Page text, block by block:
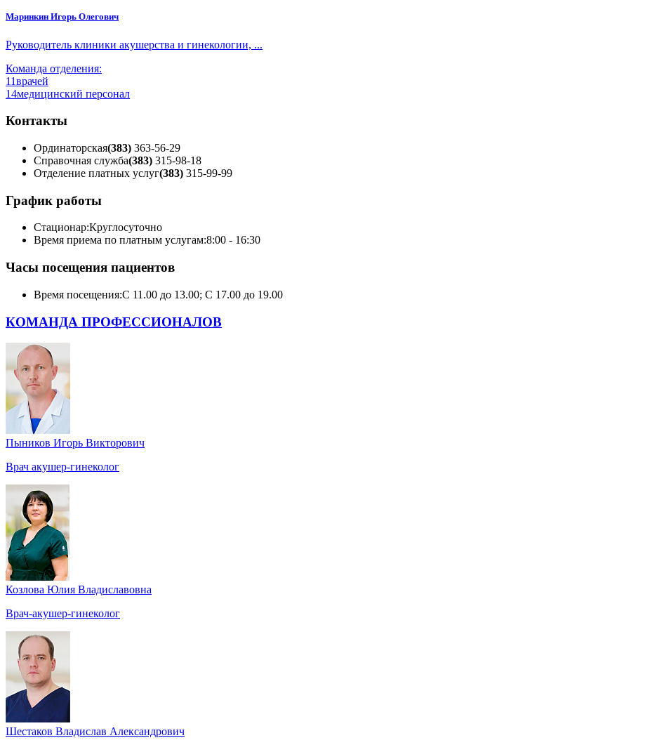
Маринкин Игорь Олегович
Руководитель клиники акушерства и гинекологии, ...
Команда отделения:
11врачей
14медицинский персонал
Контакты
Ординаторская(383) 363-56-29
Справочная служба(383) 315-98-18
Отделение платных услуг(383) 315-99-99
График работы
Стационар:Круглосуточно
Время приема по платным услугам:8:00 - 16:30
Часы посещения пациентов
Время посещения:С 11.00 до 13.00; С 17.00 до 19.00
КОМАНДА ПРОФЕССИОНАЛОВ
Пыников Игорь Викторович
Врач акушер-гинеколог
Козлова Юлия Владиславовна
Врач-акушер-гинеколог
Шестаков Владислав Александрович